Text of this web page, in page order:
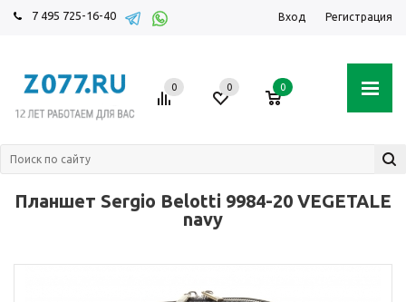
7 495 725-16-40 Вход Регистрация
0 0 0
Планшет Sergio Belotti 9984-20 VEGETALE
navy